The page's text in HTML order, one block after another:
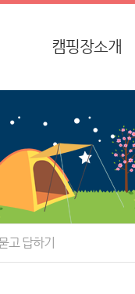
캠핑장소개
인사말
찾아오시는 길
고 답하기